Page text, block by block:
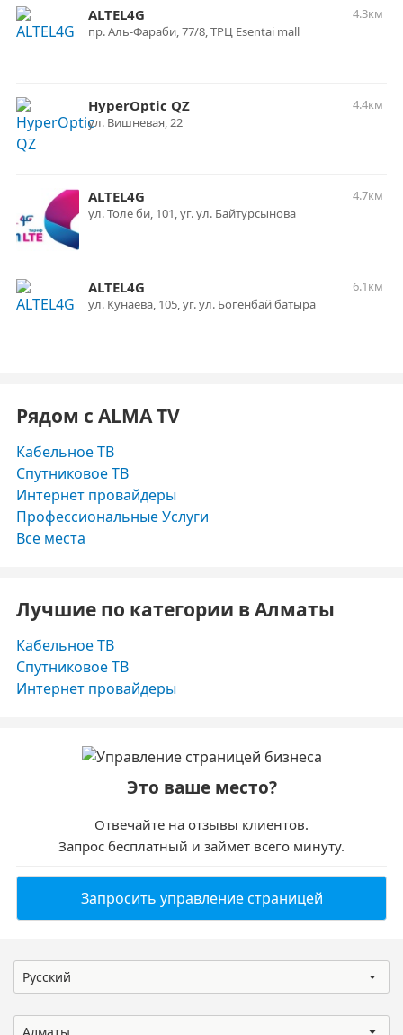
ALTEL4G
4.3км
пр. Аль-Фараби, 77/8, ТРЦ Esentai mall
HyperOptic QZ
4.4км
ул. Вишневая, 22
ALTEL4G
4.7км
ул. Толе би, 101, уг. ул. Байтурсынова
ALTEL4G
6.1км
ул. Кунаева, 105, уг. ул. Богенбай батыра
Рядом с ALMA TV
Кабельное ТВ
Спутниковое ТВ
Интернет провайдеры
Профессиональные Услуги
Все места
Лучшие по категории в Алматы
Кабельное ТВ
Спутниковое ТВ
Интернет провайдеры
Это ваше место?
Отвечайте на отзывы клиентов.
Запрос бесплатный и займет всего минуту.
Запросить управление страницей
Русский